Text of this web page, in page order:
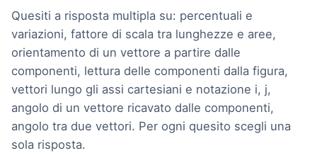
Quesiti a risposta multipla su: percentuali e
variazioni, fattore di scala tra lunghezze e aree,
orientamento di un vettore a partire dalle
componenti, lettura delle componenti dalla figura,
vettori lungo gli assi cartesiani e notazione i, j,
angolo di un vettore ricavato dalle componenti,
angolo tra due vettori. Per ogni quesito scegli una
sola risposta.